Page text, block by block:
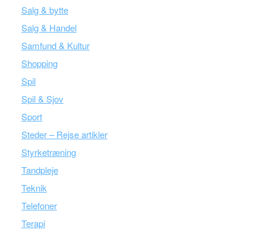
Salg & bytte
Salg & Handel
Samfund & Kultur
Shopping
Spil
Spil & Sjov
Sport
Steder – Rejse artikler
Styrketræning
Tandpleje
Teknik
Telefoner
Terapi